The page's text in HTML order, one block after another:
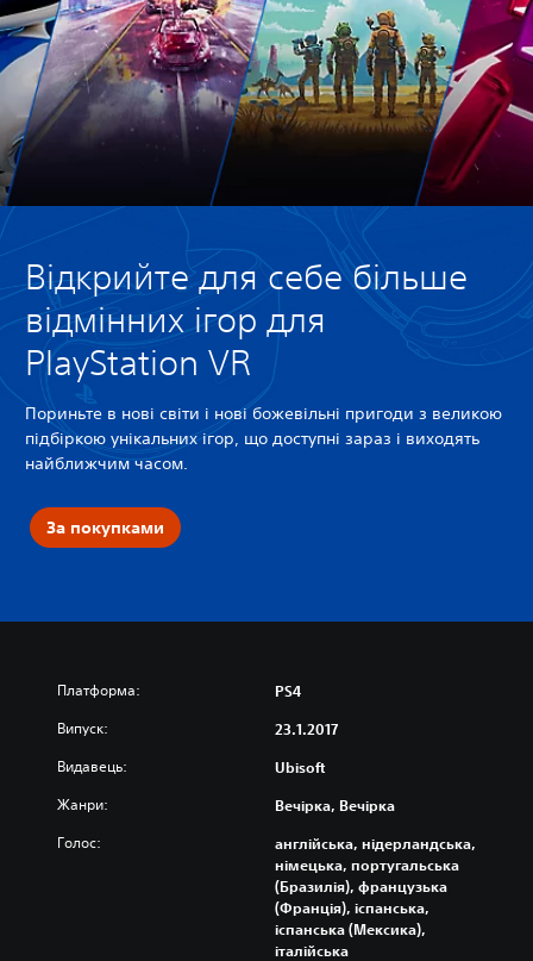
Відкрийте для себе більше
відмінних ігор для
PlayStation VR
Пориньте в нові світи і нові божевільні пригоди з великою
підбіркою унікальних ігор, що доступні зараз і виходять
найближчим часом.
За покупками
Платформа: PS4
Випуск: 23.1.2017
Видавець: Ubisoft
Жанри: Вечірка, Вечірка
Голос:
англійська, нідерландська,
німецька, португальська
(Бразилія), французька
(Франція), іспанська,
іспанська (Мексика),
італійська